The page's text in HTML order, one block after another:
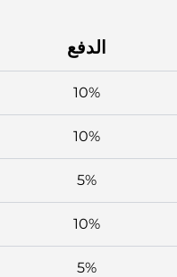
الدفع
10%
10%
5%
10%
5%